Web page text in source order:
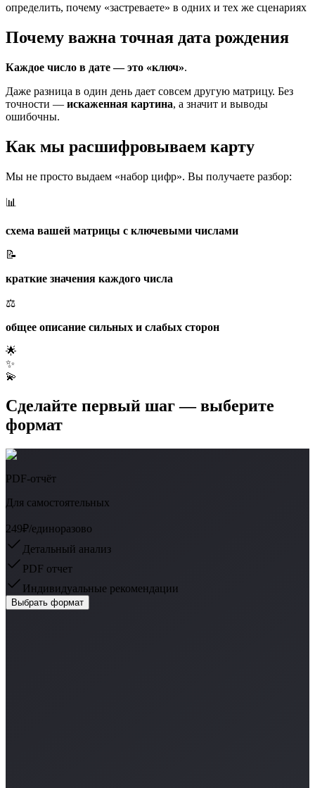
определить, почему «застреваете» в одних и тех же сценариях
Почему важна точная дата рождения
Каждое число в дате — это «ключ».
Даже разница в один день дает совсем другую матрицу. Без
точности — искаженная картина, а значит и выводы
ошибочны.
Как мы расшифровываем карту
Мы не просто выдаем «набор цифр». Вы получаете разбор:
📊
схема вашей матрицы с ключевыми числами
📝
краткие значения каждого числа
⚖️
общее описание сильных и слабых сторон
🌟
✨
💫
Сделайте первый шаг — выберите
формат
PDF-отчёт
Для самостоятельных
249₽/единоразово
Детальный анализ
PDF отчет
Индивидуальные рекомендации
Выбрать формат